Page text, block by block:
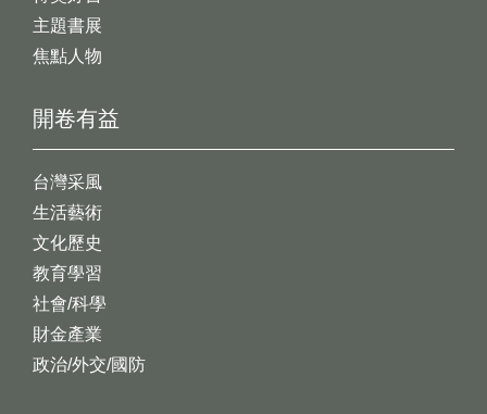
開卷有益
台灣采風
生活藝術
文化歷史
教育學習
社會/科學
財金產業
政治/外交/國防
主題書展
焦點人物